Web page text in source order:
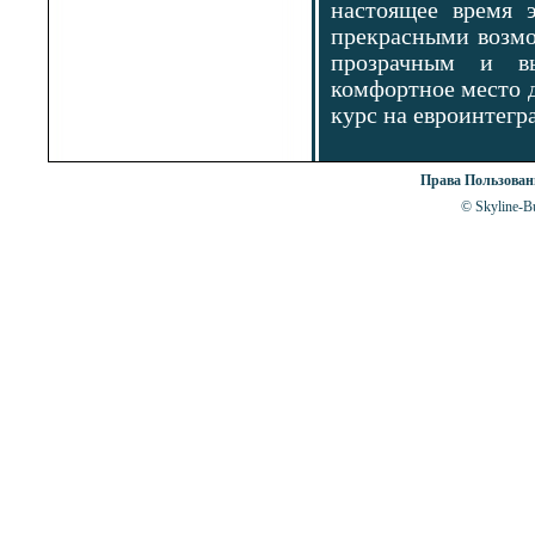
настоящее время
прекрасными
прозрачным и
комфортное место
курс на
Права
© Skyline-